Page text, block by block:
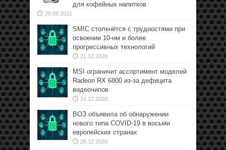
для кофейных напитков
20.09.2021
SMIC столкнётся с трудностями при
освоении 10-нм и более
прогрессивных технологий
21.12.2020
MSI ограничит ассортимент моделей
Radeon RX 6800 из-за дефицита
видеочипов
24.12.2020
ВОЗ объявила об обнаружении
нового типа COVID-19 в восьми
европейских странах
26.12.2020